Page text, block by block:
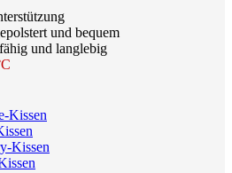
und bequem
und langlebig